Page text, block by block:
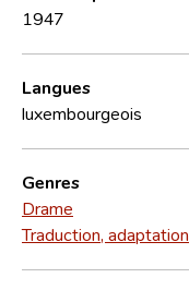
1947
Langues
luxembourgeois
Genres
Drame
Traduction, adaptation